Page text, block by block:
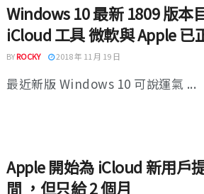
Windows 10 最新 1809 版本
iCloud 工具 微軟與 Apple 已
BYROCKY 2018 年 11 月 19 日
最近新版 Windows 10 可說運氣 ...
Apple 開始為 iCloud 新用戶
間 ，但只給 2 個月